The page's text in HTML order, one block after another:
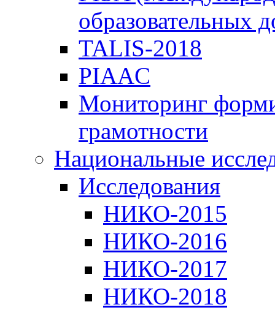
образовательных
TALIS-2018
PIAAC
Мониторинг
грамотности
Национальные
Исследования
НИКО-2015
НИКО-2016
НИКО-2017
НИКО-2018